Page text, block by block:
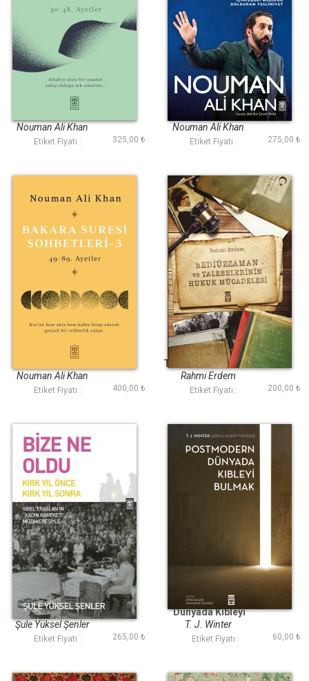
Bakara Suresi
Nouman Ali Khan
Etiket Fiyatı : 325,00 ₺
Sarıl Kalbine
Nouman Ali Khan
Etiket Fiyatı : 275,00 ₺
Bakara Suresi
Nouman Ali Khan
Etiket Fiyatı : 400,00 ₺
Bediüzzaman ve
Talebelerinin Hukuk
Mücadelesi
Rahmi Erdem
Etiket Fiyatı : 200,00 ₺
Bize Ne Oldu
Şule Yüksel Şenler
Etiket Fiyatı : 265,00 ₺
Postmodern
Dünyada Kıbleyi
Bulmak
T. J. Winter
Etiket Fiyatı : 60,00 ₺